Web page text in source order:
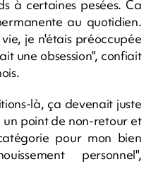
à certaines pesées. Ca
au quotidien.
je n'étais préoccupée
une obsession", confiait
là, ça devenait juste
un point de non-retour et
pour mon bien
personnel",